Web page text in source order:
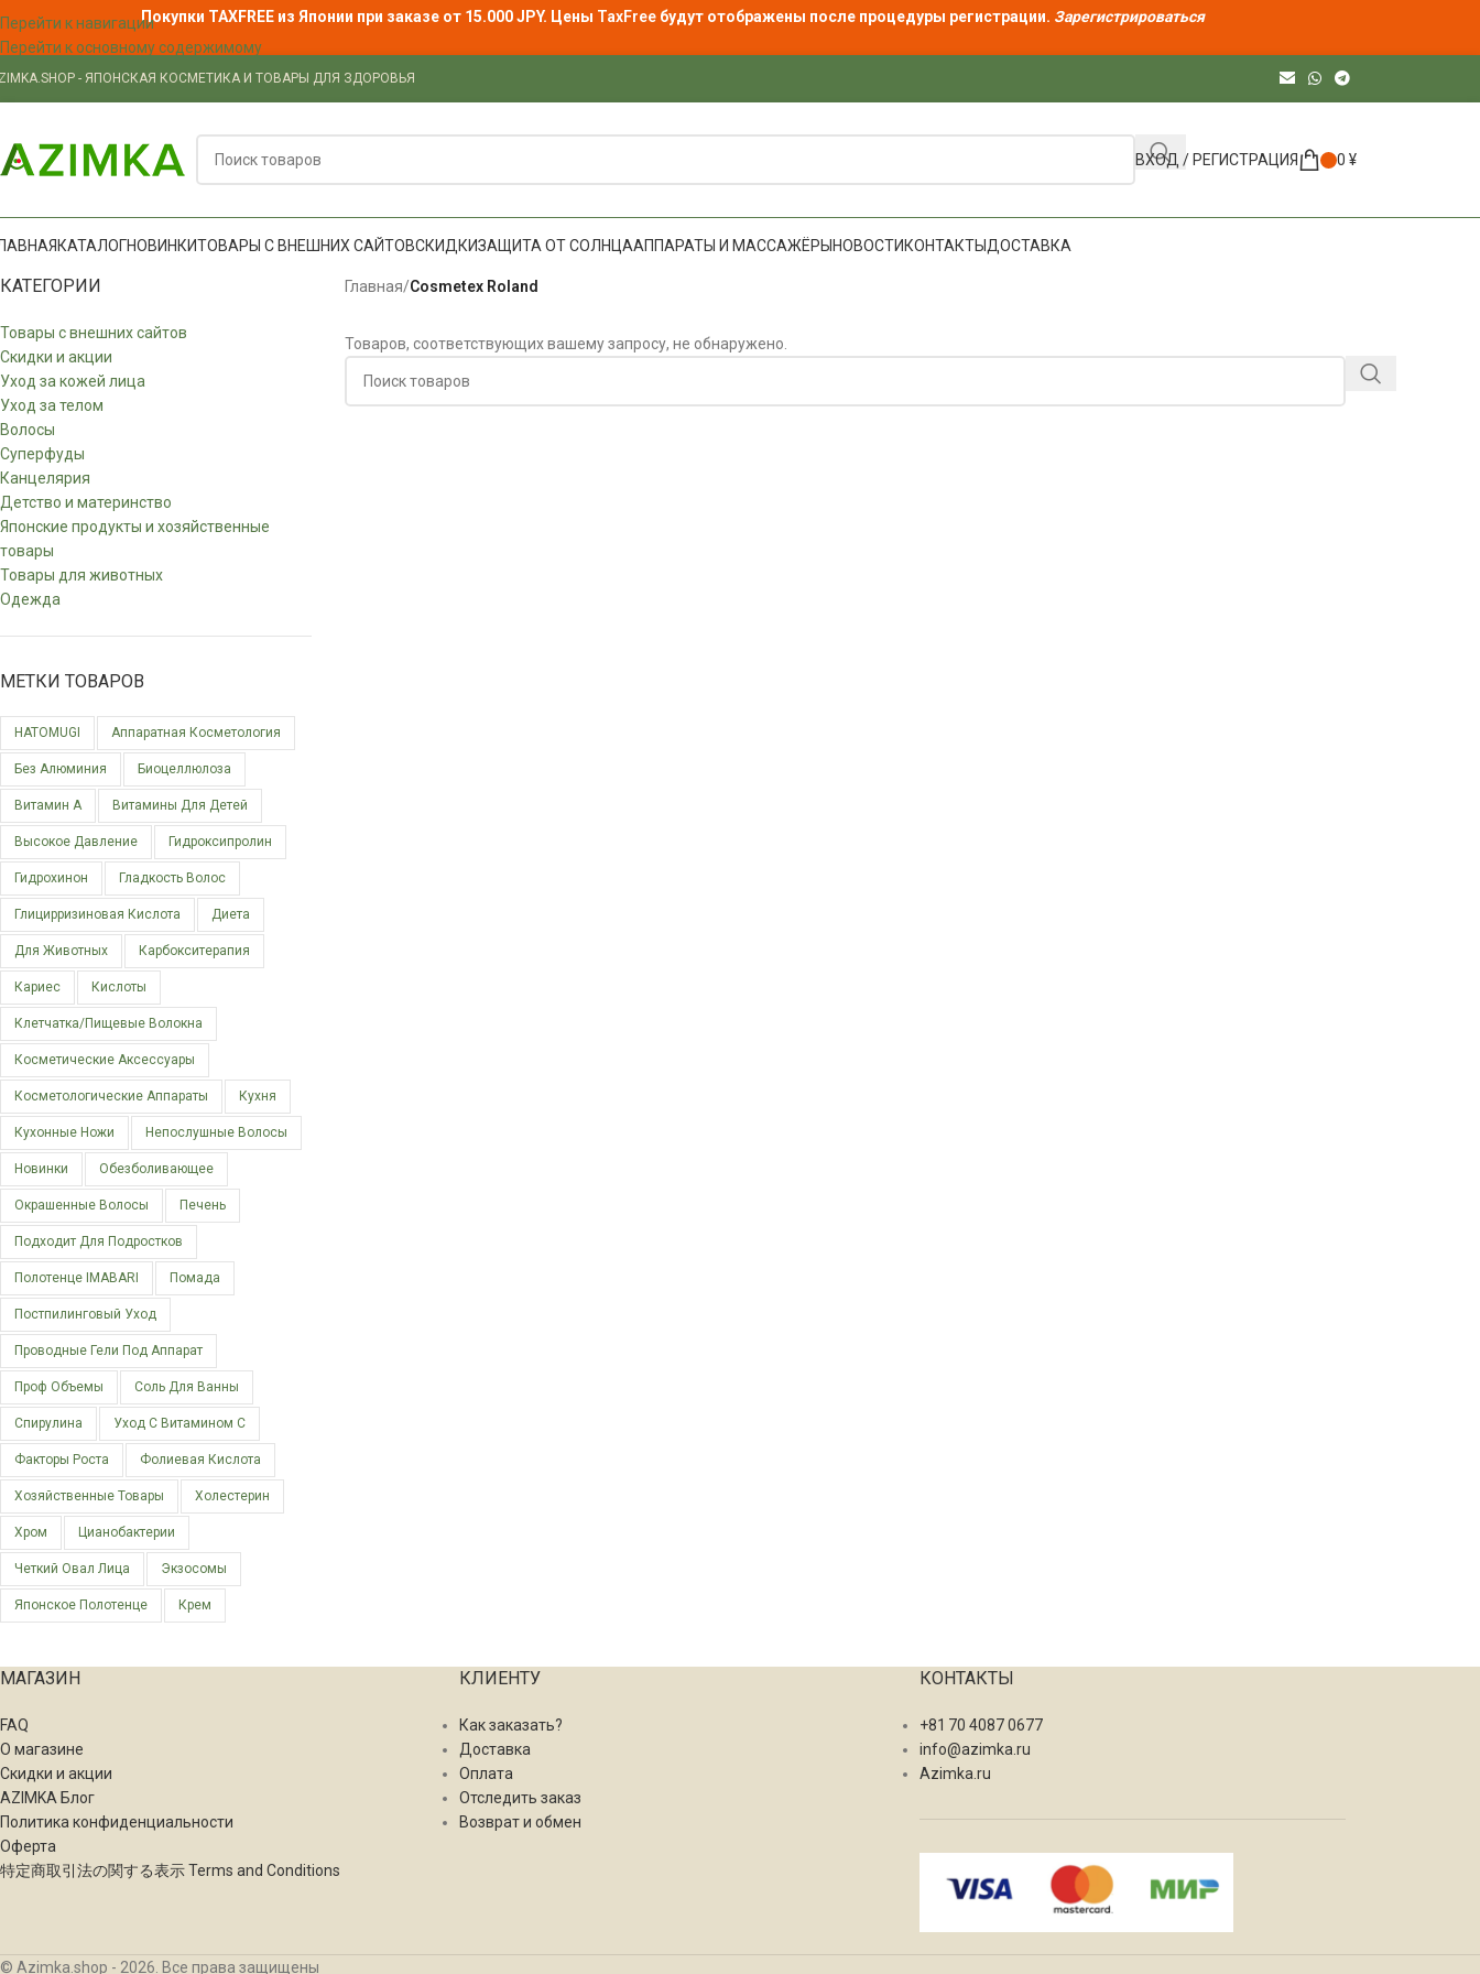
Перейти к навигации
Перейти к основному содержимому
Покупки TAXFREE из Японии при заказе от 15.000 JPY. Цены TaxFree будут отображены после процедуры регистрации. Зарегистрироваться
- ЯПОНСКАЯ КОСМЕТИКА И ТОВАРЫ ДЛЯ ЗДОРОВЬЯ
ВХОД / РЕГИСТРАЦИЯ 0 ¥
КАТАЛОГНОВИНКИТОВАРЫ С ВНЕШНИХ САЙТОВСКИДКИЗАЩИТА ОТ СОЛНЦААППАРАТЫ И МАССАЖЁРЫНОВОСТИКОНТАКТЫДОСТАВКА
КАТЕГОРИИ
Товары с внешних сайтов
Скидки и акции
Уход за кожей лица
Уход за телом
Волосы
Суперфуды
Канцелярия
Детство и материнство
Японские продукты и хозяйственные
товары
Товары для животных
Одежда
МЕТКИ ТОВАРОВ
HATOMUGI Аппаратная Косметология
Без Алюминия Биоцеллюлоза
Витамин А Витамины Для Детей
Высокое Давление Гидроксипролин
Гидрохинон Гладкость Волос
Глицирризиновая Кислота Диета
Для Животных Карбокситерапия
Кариес Кислоты
Клетчатка/пищевые Волокна
Косметические Аксессуары
Косметологические Аппараты Кухня
Кухонные Ножи Непослушные Волосы
Новинки Обезболивающее
Окрашенные Волосы Печень
Подходит Для Подростков
Полотенце IMABARI Помада
Постпилинговый Уход
Проводные Гели Под Аппарат
Проф Объемы Соль Для Ванны
Спирулина Уход С Витамином С
Факторы Роста Фолиевая Кислота
Хозяйственные Товары Холестерин
Хром Цианобактерии
Четкий Овал Лица Экзосомы
Японское Полотенце Крем
Главная/Cosmetex Roland
Товаров, соответствующих вашему запросу, не обнаружено.
МАГАЗИН
FAQ
О магазине
Скидки и акции
AZIMKA Блог
Политика конфиденциальности
Оферта
特定商取引法の関する表示 Terms and Conditions
КЛИЕНТУ
Как заказать?
Доставка
Оплата
Отследить заказ
Возврат и обмен
КОНТАКТЫ
+81 70 4087 0677
info@azimka.ru
Azimka.ru
© Azimka.shop - 2026. Все права защищены